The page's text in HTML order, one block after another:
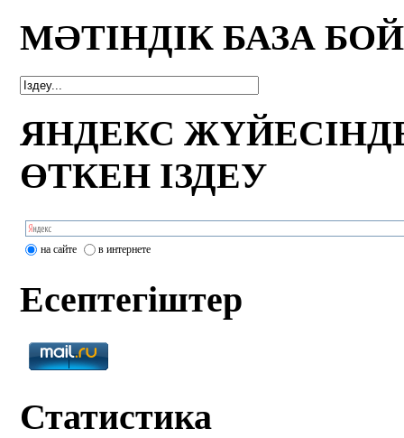
МӘТІНДІК БАЗА
ЯНДЕКС
ӨТКЕН ІЗДЕУ
на сайте в интернете
Есептегіштер
Статистика